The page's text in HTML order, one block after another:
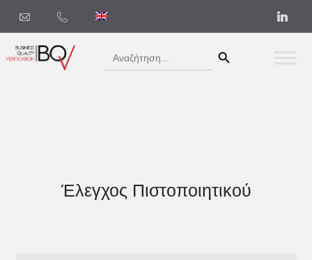
Search
for:
Έλεγχος Πιστοποιητικού